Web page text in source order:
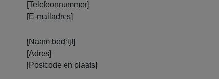
[Telefoonnummer]
[E-mailadres]
[Naam bedrijf]
[Adres]
[Postcode en plaats]